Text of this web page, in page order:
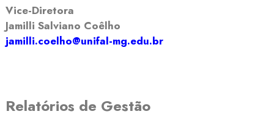
Vice-Diretora
Jamilli Salviano Coêlho
jamilli.coelho@unifal-mg.edu.br
Relatórios de Gestão